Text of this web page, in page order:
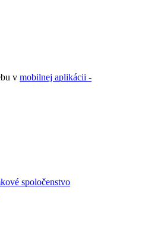
v mobilnej aplikácii -
spoločenstvo